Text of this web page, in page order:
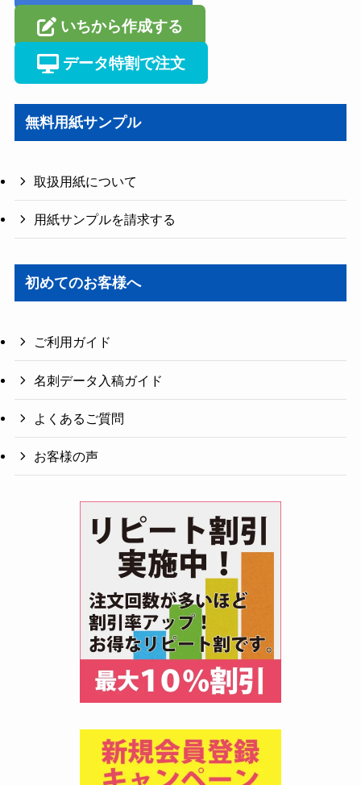
いちから作成する
データ特割で注文
無料用紙サンプル
取扱用紙について
用紙サンプルを請求する
初めてのお客様へ
ご利用ガイド
名刺データ入稿ガイド
よくあるご質問
お客様の声